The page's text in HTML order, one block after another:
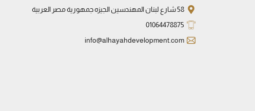
58 شارع لبنان المهندسين الجيزه جمهورية مصر العربية
01064478875
info@alhayahdevelopment.com